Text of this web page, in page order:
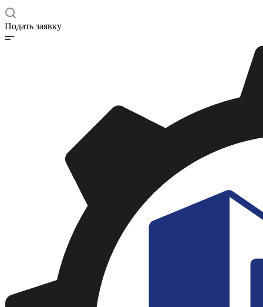
Подать заявку